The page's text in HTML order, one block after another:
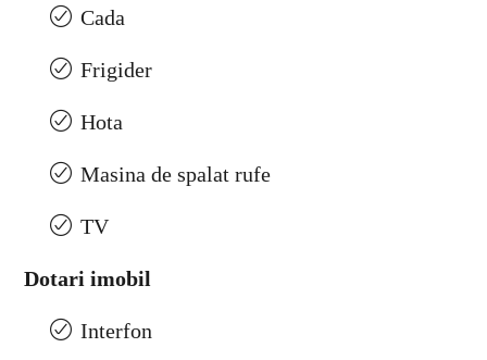
Cada
Frigider
Hota
Masina de spalat rufe
TV
Dotari imobil
Interfon